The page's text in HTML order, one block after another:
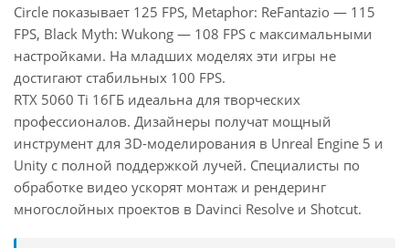
Circle показывает 125 FPS, Metaphor: ReFantazio — 115
FPS, Black Myth: Wukong — 108 FPS с максимальными
настройками. На младших моделях эти игры не
достигают стабильных 100 FPS.
RTX 5060 Ti 16ГБ идеальна для творческих
профессионалов. Дизайнеры получат мощный
инструмент для 3D-моделирования в Unreal Engine 5 и
Unity с полной поддержкой лучей. Специалисты по
обработке видео ускорят монтаж и рендеринг
многослойных проектов в Davinci Resolve и Shotcut.